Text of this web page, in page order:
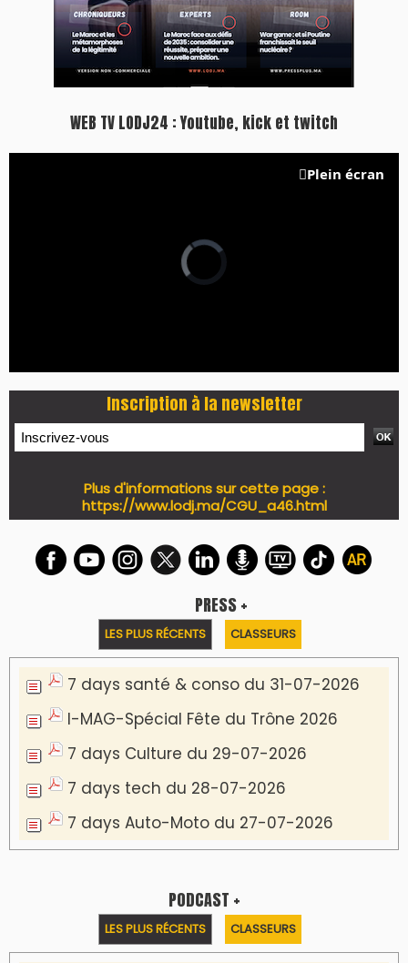
WEB TV LODJ24 : Youtube, kick et twitch
Plein écran
Inscription à la newsletter
Plus d'informations sur cette page :
https://www.lodj.ma/CGU_a46.html
PRESS +
LES PLUS RÉCENTS CLASSEURS
7 days santé & conso du 31-07-2026
I-MAG-Spécial Fête du Trône 2026
7 days Culture du 29-07-2026
7 days tech du 28-07-2026
7 days Auto-Moto du 27-07-2026
PODCAST +
LES PLUS RÉCENTS CLASSEURS